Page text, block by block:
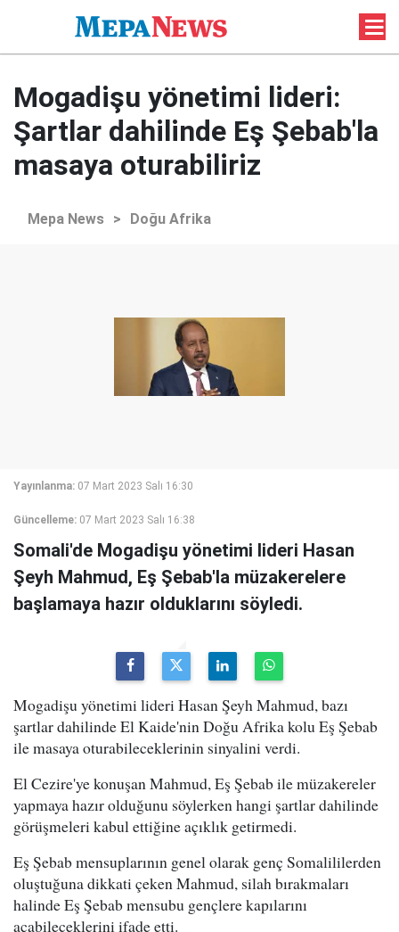
Mogadişu yönetimi lideri:
Şartlar dahilinde Eş Şebab'la
masaya oturabiliriz
Mepa News > Doğu Afrika
Yayınlanma: 07 Mart 2023 Salı 16:30
Güncelleme: 07 Mart 2023 Salı 16:38
Somali'de Mogadişu yönetimi lideri Hasan
Şeyh Mahmud, Eş Şebab'la müzakerelere
başlamaya hazır olduklarını söyledi.
Mogadişu yönetimi lideri Hasan Şeyh Mahmud, bazı
şartlar dahilinde El Kaide'nin Doğu Afrika kolu Eş Şebab
ile masaya oturabileceklerinin sinyalini verdi.
El Cezire'ye konuşan Mahmud, Eş Şebab ile müzakereler
yapmaya hazır olduğunu söylerken hangi şartlar dahilinde
görüşmeleri kabul ettiğine açıklık getirmedi.
Eş Şebab mensuplarının genel olarak genç Somalililerden
oluştuğuna dikkati çeken Mahmud, silah bırakmaları
halinde Eş Şebab mensubu gençlere kapılarını
açabileceklerini ifade etti.